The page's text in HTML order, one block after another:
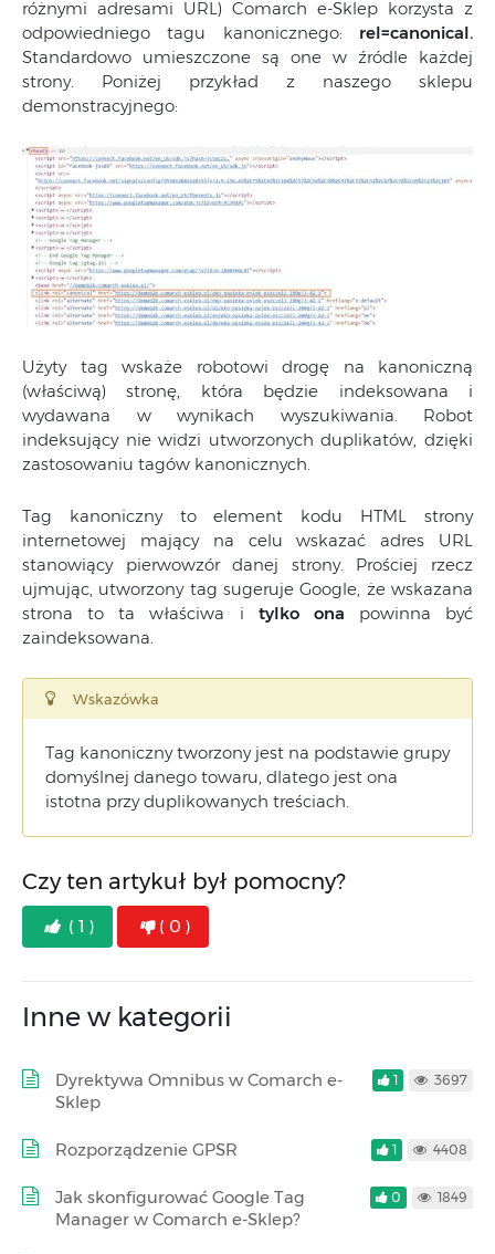
różnymi adresami URL) Comarch e-Sklep korzysta z
odpowiedniego tagu kanonicznego: rel=canonical.
Standardowo umieszczone są one w źródle każdej
strony. Poniżej przykład z naszego sklepu
demonstracyjnego:
Użyty tag wskaże robotowi drogę na kanoniczną
(właściwą) stronę, która będzie indeksowana i
wydawana w wynikach wyszukiwania. Robot
indeksujący nie widzi utworzonych duplikatów, dzięki
zastosowaniu tagów kanonicznych.
Tag kanoniczny to element kodu HTML strony
internetowej mający na celu wskazać adres URL
stanowiący pierwowzór danej strony. Prościej rzecz
ujmując, utworzony tag sugeruje Google, że wskazana
strona to ta właściwa i tylko ona powinna być
zaindeksowana.
Wskazówka
Tag kanoniczny tworzony jest na podstawie grupy
domyślnej danego towaru, dlatego jest ona
istotna przy duplikowanych treściach.
Czy ten artykuł był pomocny?
( 1 ) ( 0 )
Inne w kategorii
Dyrektywa Omnibus w Comarch e-
Sklep
1 3697
Rozporządzenie GPSR 1 4408
Jak skonfigurować Google Tag
Manager w Comarch e-Sklep?
0 1849